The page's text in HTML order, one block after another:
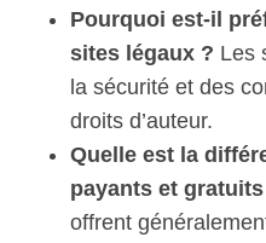
Pourquoi est-il
sites légaux ? Les
la sécurité et des
droits d’auteur.
Quelle est la
payants et
offrent